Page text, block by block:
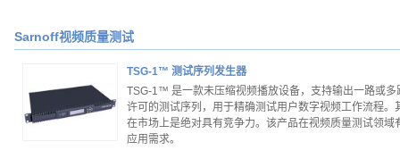
Sarnoff视频质量测试
TSG-1™ 测试序列发生器
TSG-1™ 是一款未压缩视频播放设备，支持输出一路或多
许可的测试序列，用于精确测试用户数字视频工作流程。
在市场上是绝对具有竞争力。该产品在视频质量测试领域
应用需求。